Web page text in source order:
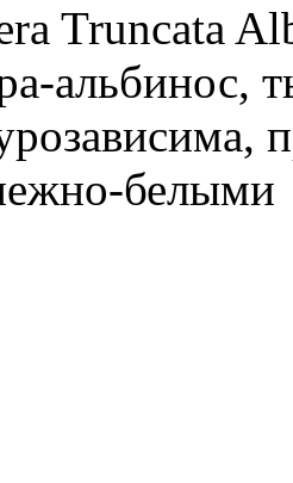
Truncata
альбинос,
белыми